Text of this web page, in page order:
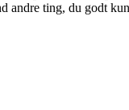
andre ting, du godt